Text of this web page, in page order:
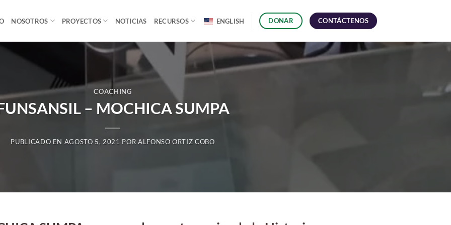
NOSOTROS PROYECTOS NOTICIAS RECURSOS ENGLISH DONAR CONTÁCTENOS
COACHING
– MOCHICA SUMPA
PUBLICADO EN AGOSTO 5, 2021 PORALFONSO ORTIZ COBO